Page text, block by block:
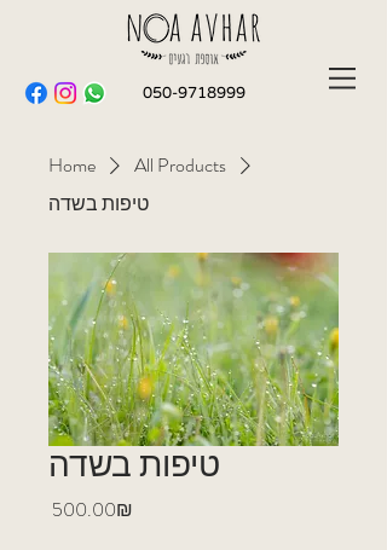
050-9718999
Home
All Products
טיפות בשדה
טיפות בשדה
‏500.00 ‏₪